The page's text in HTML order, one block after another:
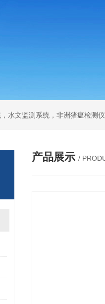
水文监测系统，非洲猪瘟检测
产品展示 /